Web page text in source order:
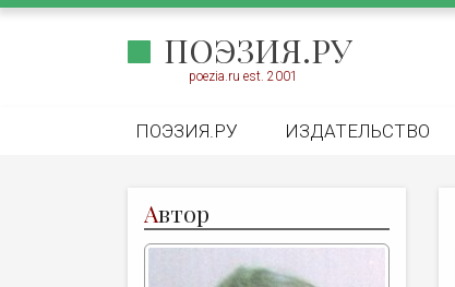
ПОЭЗИЯ.РУ
poezia.ru est. 2001
ПОЭЗИЯ.РУ ИЗДАТЕЛЬСТВО
Автор